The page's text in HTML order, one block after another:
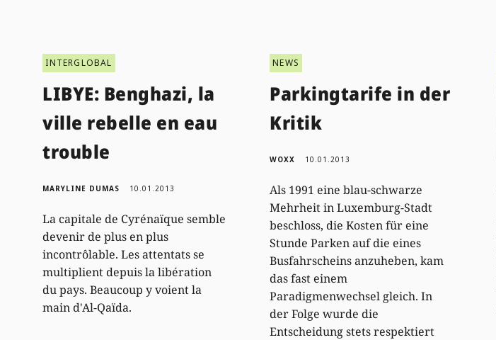
INTERGLOBAL
LIBYE: Benghazi, la
ville rebelle en eau
trouble
MARYLINE DUMAS 10.01.2013
La capitale de Cyrénaïque semble
devenir de plus en plus
incontrôlable. Les attentats se
multiplient depuis la libération
du pays. Beaucoup y voient la
main d'Al-Qaïda.
NEWS
Parkingtarife in der
Kritik
WOXX 10.01.2013
Als 1991 eine blau-schwarze
Mehrheit in Luxemburg-Stadt
beschloss, die Kosten für eine
Stunde Parken auf die eines
Busfahrscheins anzuheben, kam
das fast einem
Paradigmenwechsel gleich. In
der Folge wurde die
Entscheidung stets respektiert